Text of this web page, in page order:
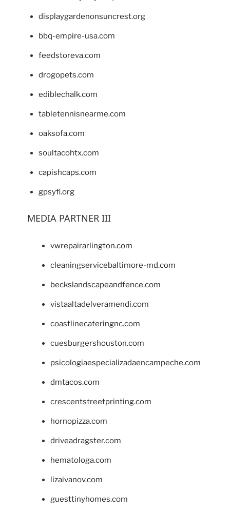
displaygardenonsuncrest.org
bbq-empire-usa.com
feedstoreva.com
drogopets.com
ediblechalk.com
tabletennisnearme.com
oaksofa.com
soultacohtx.com
capishcaps.com
gpsyfl.org
MEDIA PARTNER III
vwrepairarlington.com
cleaningservicebaltimore-md.com
beckslandscapeandfence.com
vistaaltadelveramendi.com
coastlinecateringnc.com
cuesburgershouston.com
psicologiaespecializadaencampeche.com
dmtacos.com
crescentstreetprinting.com
hornopizza.com
driveadragster.com
hematologa.com
lizaivanov.com
guesttinyhomes.com